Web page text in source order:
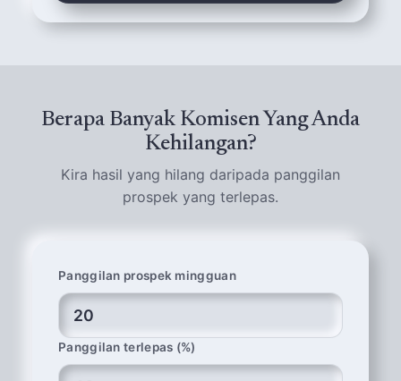
Berapa Banyak Komisen Yang Anda
Kehilangan?
Kira hasil yang hilang daripada panggilan
prospek yang terlepas.
Panggilan prospek mingguan
Panggilan terlepas (%)